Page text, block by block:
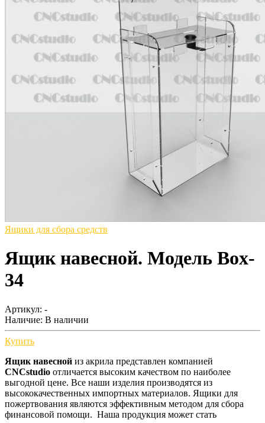
Ящики для сбора средств
Ящик навесной. Модель Box-
34
Артикул: -
Наличие: В наличии
Купить
Ящик навесной из акрила представлен компанией
CNCstudio отличается высоким качеством по наиболее
выгодной цене. Все наши изделия производятся из
высококачественных импортных материалов. Ящики для
пожертвования являются эффективным методом для сбора
финансовой помощи. Наша продукция может стать